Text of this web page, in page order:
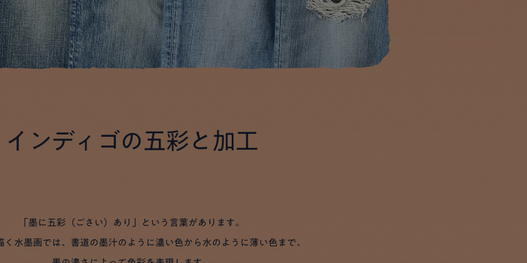
インディゴの五彩と加工
「墨に五彩（ごさい）あり」という言葉があります。
く水墨画では、書道の墨汁のように濃い色から水のように薄い色まで、